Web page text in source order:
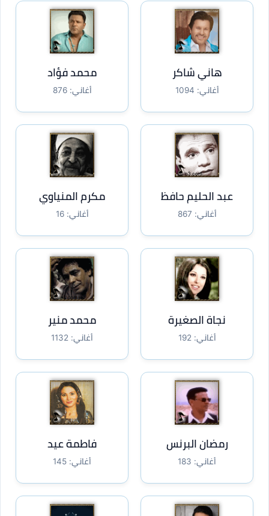
هاني شاكر
أغاني: 1094
محمد فؤاد
أغاني: 876
عبد الحليم حافظ
أغاني: 867
مكرم المنياوي
أغاني: 16
نجاة الصغيرة
أغاني: 192
محمد منير
أغاني: 1132
رمضان البرنس
أغاني: 183
فاطمة عيد
أغاني: 145